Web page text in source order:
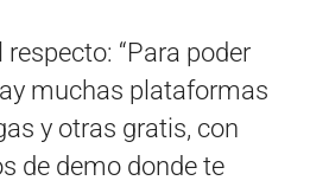
“Para poder
muchas plataformas
y otras gratis, con
de demo donde te